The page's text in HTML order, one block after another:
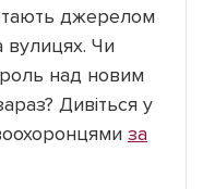
джерелом
вулицях. Чи
над новим
Дивіться у
за